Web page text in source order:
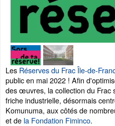
Les Réserves du Frac Île-de-
public en mai 2022 ! Afin
des œuvres, la collection du Frac
friche industrielle, désormais
Komunuma, aux côtés de
et de la Fondation Fiminco.